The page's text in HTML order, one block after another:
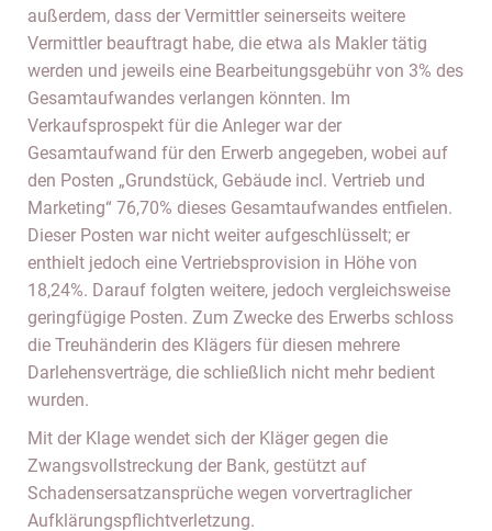
außerdem, dass der Vermittler seinerseits weitere
Vermittler beauftragt habe, die etwa als Makler tätig
werden und jeweils eine Bearbeitungsgebühr von 3% des
Gesamtaufwandes verlangen könnten. Im
Verkaufsprospekt für die Anleger war der
Gesamtaufwand für den Erwerb angegeben, wobei auf
den Posten „Grundstück, Gebäude incl. Vertrieb und
Marketing“ 76,70% dieses Gesamtaufwandes entfielen.
Dieser Posten war nicht weiter aufgeschlüsselt; er
enthielt jedoch eine Vertriebsprovision in Höhe von
18,24%. Darauf folgten weitere, jedoch vergleichsweise
geringfügige Posten. Zum Zwecke des Erwerbs schloss
die Treuhänderin des Klägers für diesen mehrere
Darlehensverträge, die schließlich nicht mehr bedient
wurden.
Mit der Klage wendet sich der Kläger gegen die
Zwangsvollstreckung der Bank, gestützt auf
Schadensersatzansprüche wegen vorvertraglicher
Aufklärungspflichtverletzung.